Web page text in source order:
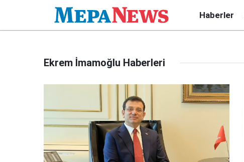
Haberler
Ekrem İmamoğlu Haberleri